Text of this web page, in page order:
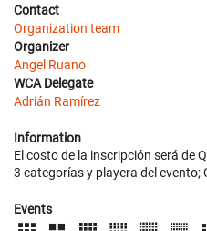
Contact
Organization team
Organizer
Angel Ruano
WCA Delegate
Adrián Ramírez
Information
El costo de la inscripción será de
3 categorías y playera del
Events